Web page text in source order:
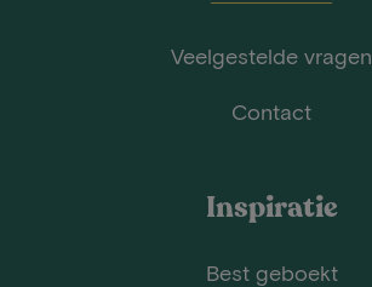
Veelgestelde vragen
Contact
Inspiratie
Best geboekt